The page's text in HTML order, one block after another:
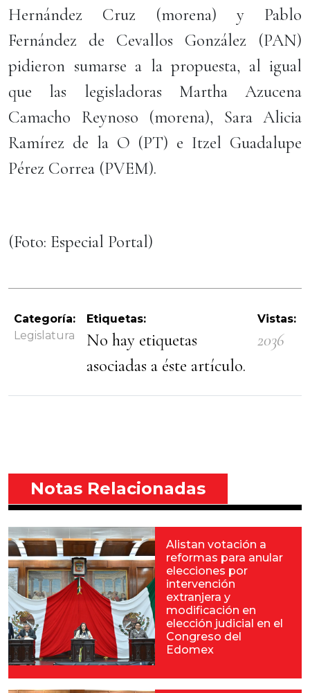
Hernández Cruz (morena) y Pablo
Fernández de Cevallos González (PAN)
pidieron sumarse a la propuesta, al igual
que las legisladoras Martha Azucena
Camacho Reynoso (morena), Sara Alicia
Ramírez de la O (PT) e Itzel Guadalupe
Pérez Correa (PVEM).
(Foto: Especial Portal)
Categoría:
Legislatura
Etiquetas:
No hay etiquetas
asociadas a éste artículo.
Vistas:
2036
Notas Relacionadas
Alistan votación a
reformas para anular
elecciones por
intervención
extranjera y
modificación en
elección judicial en el
Congreso del
Edomex